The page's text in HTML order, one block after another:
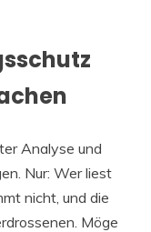
Analyse und
Nur: Wer liest
nicht, und die
Möge